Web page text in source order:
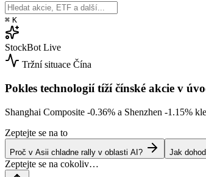
⌘ K
StockBot Live
Tržní situace Čína
Pokles technologií tíží čínské akcie v
Shanghai Composite -0.36% a Shenzhen -1.15%
Zeptejte se na to
Proč v Asii chladne rally v oblasti AI? Jak